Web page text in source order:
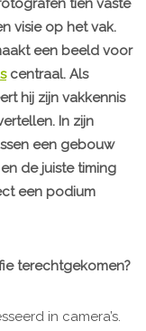
tien vaste
visie op het vak.
een beeld voor
centraal. Als
hij zijn vakkennis
In zijn
een gebouw
de juiste timing
een podium
terechtgekomen?
in camera’s.